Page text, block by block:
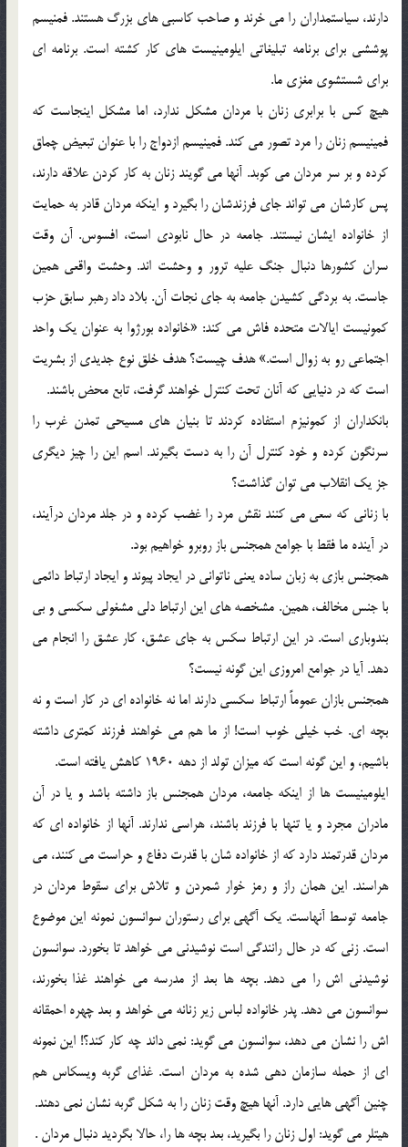
دارند، سياستمداران را مي خرند و صاحب كاسبي هاي بزرگ هستند. فمنيسم
پوششي براي برنامه تبليغاتي ايلومينيست هاي كار كشته است. برنامه اي
براي شستشوي مغزي ما.
هيچ كس با برابري زنان با مردان مشكل ندارد، اما مشكل اينجاست كه
فمينيسم زنان را مرد تصور مي كند. فمينيسم ازدواج را با عنوان تبعيض چماق
كرده و بر سر مردان مي كوبد. آنها مي گويند زنان به كار كردن علاقه دارند،
پس كارشان مي تواند جاي فرزندشان را بگيرد و اينكه مردان قادر به حمايت
از خانواده ايشان نيستند. جامعه در حال نابودي است، افسوس. آن وقت
سران كشورها دنبال جنگ عليه ترور و وحشت اند. وحشت واقعي همين
جاست. به بردگي كشيدن جامعه به جاي نجات آن. بلاد داد رهبر سابق حزب
كمونيست ايالات متحده فاش مي كند: «خانواده بورژوا به عنوان يك واحد
اجتماعي رو به زوال است.» هدف چيست؟ هدف خلق نوع جديدي از بشريت
است كه در دنيايي كه آنان تحت كنترل خواهند گرفت، تابع محض باشند.
بانكداران از كمونيزم استفاده كردند تا بنيان هاي مسيحي تمدن غرب را
سرنگون كرده و خود كنترل آن را به دست بگيرند. اسم اين را چيز ديگري
جز يك انقلاب مي توان گذاشت؟
با زناني كه سعي مي كنند نقش مرد را غضب كرده و در جلد مردان درآيند،
در آينده ما فقط با جوامع همجنس باز روبرو خواهيم بود.
همجنس بازي به زبان ساده يعني ناتواني در ايجاد پيوند و ايجاد ارتباط دائمي
با جنس مخالف، همين. مشخصه هاي اين ارتباط دلي مشغولي سكسي و بي
بندوباري است. در اين ارتباط سكس به جاي عشق، كار عشق را انجام مي
دهد. آيا در جوامع امروزي اين گونه نيست؟
همجنس بازان عموماً ارتباط سكسي دارند اما نه خانواده اي در كار است و نه
بچه اي. خب خيلي خوب است! از ما هم مي خواهند فرزند كمتري داشته
باشيم، و اين گونه است كه ميزان تولد از دهه 1960 كاهش يافته است.
ايلومينيست ها از اينكه جامعه، مردان همجنس باز داشته باشد و يا در آن
مادران مجرد و يا تنها با فرزند باشند، هراسي ندارند. آنها از خانواده اي كه
مردان قدرتمند دارد كه از خانواده شان با قدرت دفاع و حراست مي كنند، مي
هراسند. اين همان راز و رمز خوار شمردن و تلاش براي سقوط مردان در
جامعه توسط آنهاست. يك آگهي براي رستوران سوانسون نمونه اين موضوع
است. زني كه در حال رانندگي است نوشيدني مي خواهد تا بخورد. سوانسون
نوشيدني اش را مي دهد. بچه ها بعد از مدرسه مي خواهند غذا بخورند،
سوانسون مي دهد. پدر خانواده لباس زير زنانه مي خواهد و بعد چهره احمقانه
اش را نشان مي دهد، سوانسون مي گويد: نمي داند چه كار كند؟! اين نمونه
اي از حمله سازمان دهي شده به مردان است. غذاي گربه ويسكاس هم
چنين آگهي هايي دارد. آنها هيچ وقت زنان را به شكل گربه نشان نمي دهند.
هيتلر مي گويد: اول زنان را بگيريد، بعد بچه ها را، حالا بگرديد دنبال مردان .